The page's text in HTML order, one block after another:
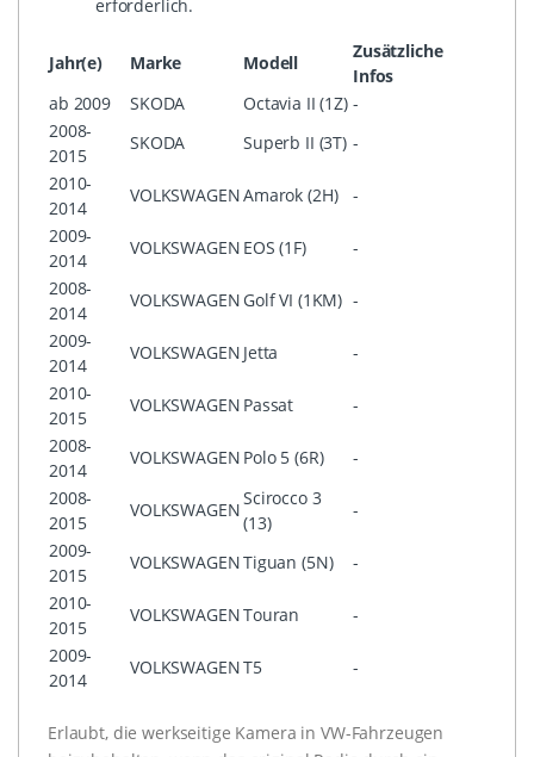
erforderlich.
Jahr(e) Marke Modell
Zusätzliche
Infos
ab 2009
SKODA Octavia II (1Z) -
2008-
2015
SKODA Superb II (3T) -
2010-
2014
VOLKSWAGENAmarok (2H)
-
2009-
2014
VOLKSWAGEN EOS (1F)
-
2008-
2014
VOLKSWAGEN Golf VI (1KM) -
2009-
2014
VOLKSWAGEN Jetta
-
2010-
2015
VOLKSWAGEN Passat
-
2008-
2014
VOLKSWAGEN Polo 5 (6R)
-
2008-
2015
VOLKSWAGEN
Scirocco 3
(13)
-
2009-
2015
VOLKSWAGENTiguan (5N)
-
2010-
2015
VOLKSWAGENTouran
-
2009-
2014
VOLKSWAGENT5 -
Erlaubt, die werkseitige Kamera in VW-Fahrzeugen